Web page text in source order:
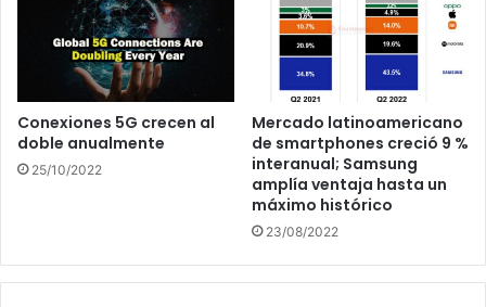
Conexiones 5G crecen al
doble anualmente
25/10/2022
Mercado latinoamericano
de smartphones creció 9 %
interanual; Samsung
amplía ventaja hasta un
máximo histórico
23/08/2022